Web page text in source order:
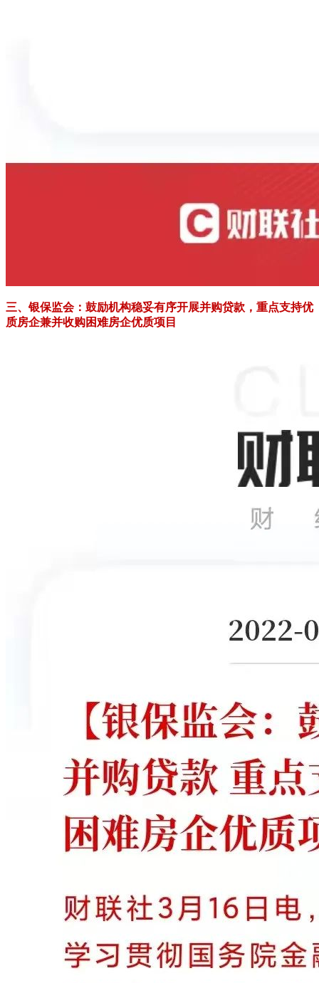
三、银保监会：鼓励机构稳妥有序开展并购贷款，重点支持优
质房企兼并收购困难房企优质项目